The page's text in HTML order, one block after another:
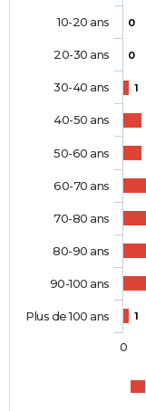
0
0
1
1
10-20 ans
20-30 ans
30-40 ans
40-50 ans
50-60 ans
60-70 ans
70-80 ans
80-90 ans
90-100 ans
Plus de 100 ans
0